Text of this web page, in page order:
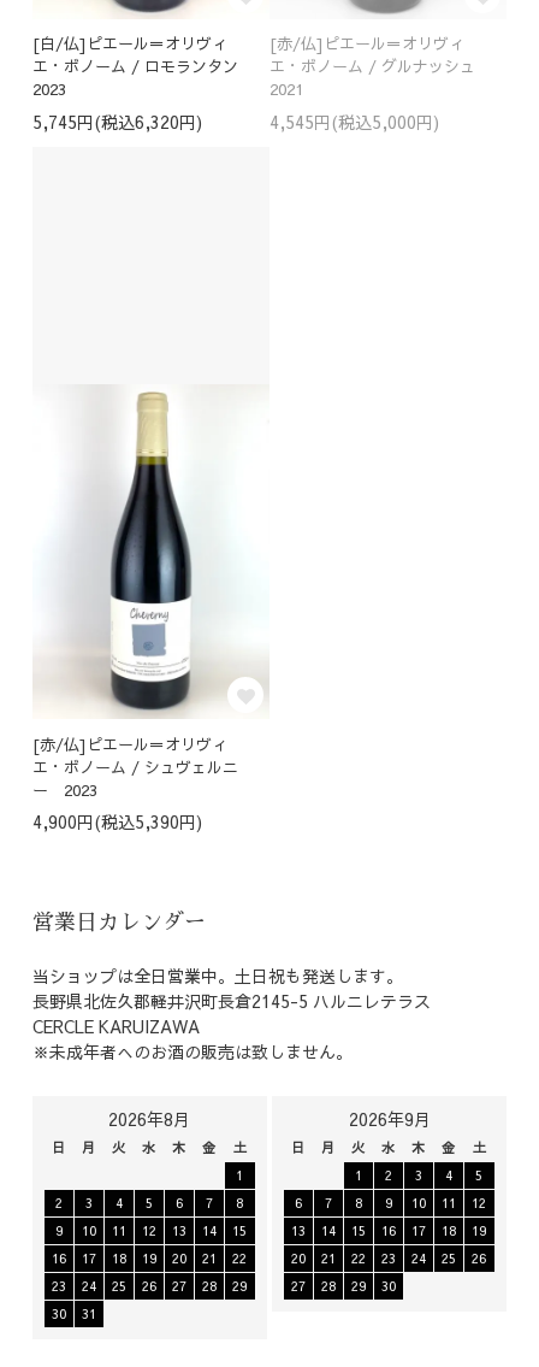
[白/仏]ピエール＝オリヴィ
エ・ボノーム / ロモランタン
2023
5,745円(税込6,320円)
[赤/仏]ピエール＝オリヴィ
エ・ボノーム / グルナッシュ
2021
4,545円(税込5,000円)
[赤/仏]ピエール＝オリヴィ
エ・ボノーム / シュヴェルニ
ー 2023
4,900円(税込5,390円)
営業日カレンダー
当ショップは全日営業中。土日祝も発送します。
長野県北佐久郡軽井沢町長倉2145-5 ハルニレテラス
CERCLE KARUIZAWA
※未成年者へのお酒の販売は致しません。
2026年8月
日 月 火 水 木 金
土
1
2
3 4 5 6 7
8
9
10 11 12 13 14
15
16
17 18 19 20 21
22
23
24 25 26 27 28
29
30
31
2026年9月
日 月 火 水 木 金
土
1
2 3 4
5
6
7 8 9 10 11
12
13
14 15 16 17 18
19
20
21 22 23 24 25
26
27
28 29 30